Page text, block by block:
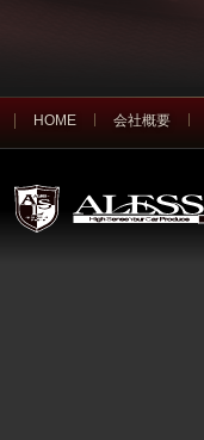
HOME 会社概要